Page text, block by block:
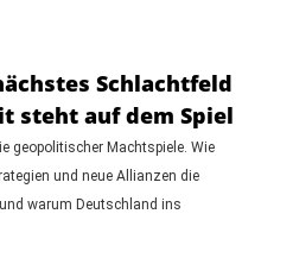
Schlachtfeld
steht auf dem Spiel
geopolitischer Machtspiele. Wie
und neue Allianzen die
warum Deutschland ins